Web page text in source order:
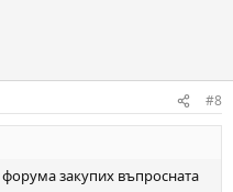
#8
закупих въпросната